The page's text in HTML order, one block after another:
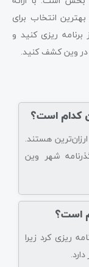
بهترین انتخاب برای
ریزی کنید و
در وین کشف کنید.
کدام است؟
هستند.
شهر وین
است؟
ریزی کرد زیرا